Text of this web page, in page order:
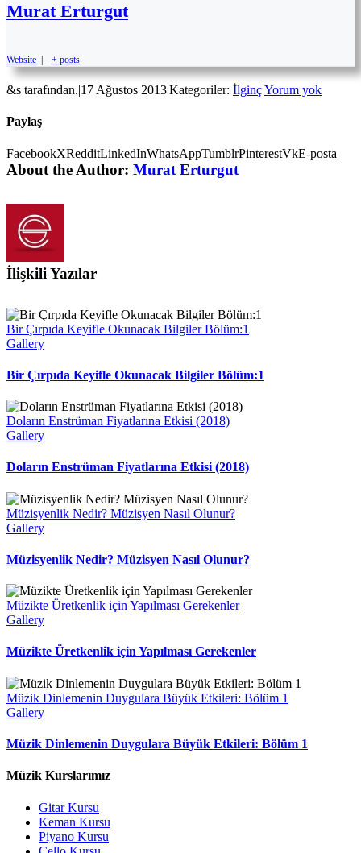
Murat Erturgut
Website + posts
&s tarafından.|17 Ağustos 2013|Kategoriler: İlginç|Yorum yok
Paylaş
FacebookXRedditLinkedInWhatsAppTumblrPinterestVkE-posta
About the Author: Murat Erturgut
İlişkili Yazılar
Bir Çırpıda Keyifle Okunacak Bilgiler Bölüm:1
Gallery
Bir Çırpıda Keyifle Okunacak Bilgiler Bölüm:1
Doların Enstrüman Fiyatlarına Etkisi (2018)
Gallery
Doların Enstrüman Fiyatlarına Etkisi (2018)
Müzisyenlik Nedir? Müzisyen Nasıl Olunur?
Gallery
Müzisyenlik Nedir? Müzisyen Nasıl Olunur?
Müzikte Üretkenlik için Yapılması Gerekenler
Gallery
Müzikte Üretkenlik için Yapılması Gerekenler
Müzik Dinlemenin Duygulara Büyük Etkileri: Bölüm 1
Gallery
Müzik Dinlemenin Duygulara Büyük Etkileri: Bölüm 1
Müzik Kurslarımız
Gitar Kursu
Keman Kursu
Piyano Kursu